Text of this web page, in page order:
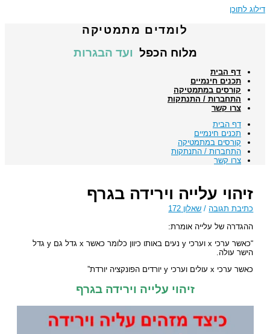
דילוג לתוכן
לומדים מתמטיקה
מלוח הכפל ועד הבגרות
דף הבית
תכנים חינמיים
קורסים במתמטיקה
התחברות / התנתקות
צרו קשר
דף הבית
תכנים חינמיים
קורסים במתמטיקה
התחברות / התנתקות
צרו קשר
זיהוי עלייה וירידה בגרף
כתיבת תגובה / שאלון 172
ההגדרה של עלייה אומרת:
“כאשר ערכי x וערכי y נעים באותו כיוון כלומר כאשר x גדל גם y גדל
הישר עולה.
כאשר ערכי x עולים וערכי y יורדים הפונקציה יורדת”
זיהוי עלייה וירידה בגרף